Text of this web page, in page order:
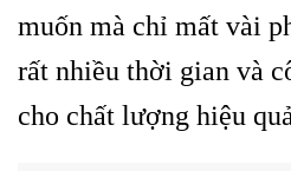
muốn mà chỉ mất vài
rất nhiều thời gian và
cho chất lượng hiệu